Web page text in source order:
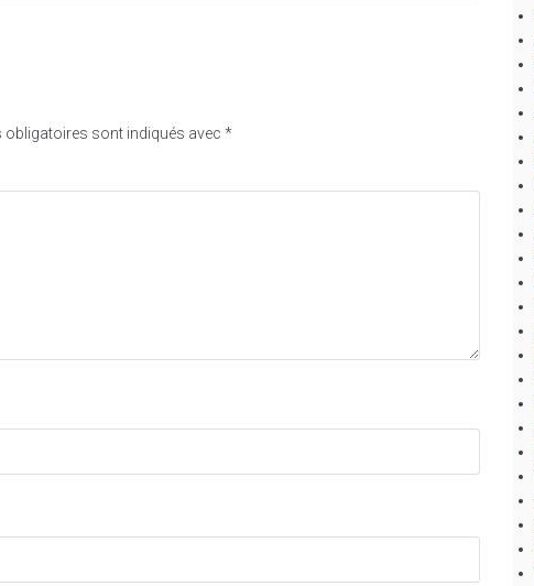
obligatoires sont indiqués avec *